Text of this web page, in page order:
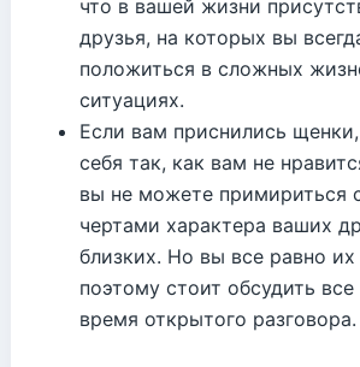
что в вашей жизни
друзья, на которых вы
положиться в сложных
ситуациях.
Если вам приснились
себя так, как вам не
вы не можете примириться
чертами характера ваших
близких. Но вы все равно
поэтому стоит обсудить
время открытого разговора.